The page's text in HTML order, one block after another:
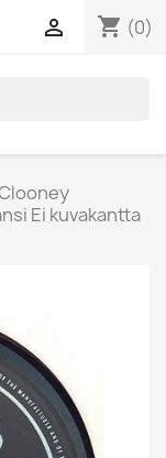
shopping_cart (0)

Ei kuvakantta